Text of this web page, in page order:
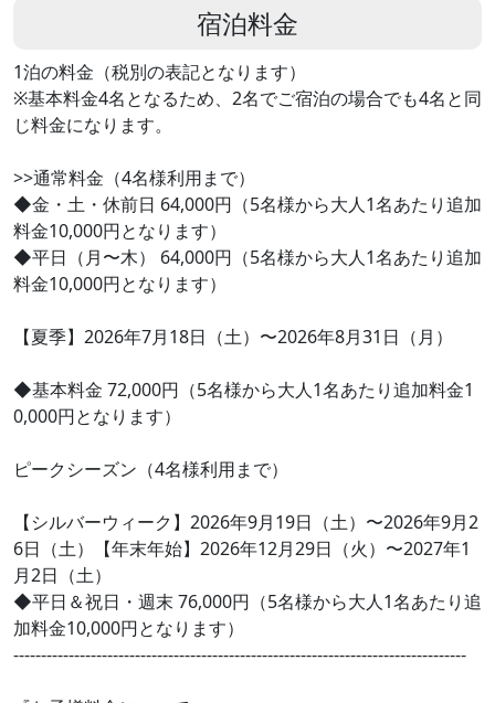
宿泊料金
1泊の料金（税別の表記となります）
※基本料金4名となるため、2名でご宿泊の場合でも4名と同
じ料金になります。
>>通常料金（4名様利用まで）
◆金・土・休前日 64,000円（5名様から大人1名あたり追加
料金10,000円となります）
◆平日（月〜木） 64,000円（5名様から大人1名あたり追加
料金10,000円となります）
【夏季】2026年7月18日（土）〜2026年8月31日（月）
◆基本料金 72,000円（5名様から大人1名あたり追加料金1
0,000円となります）
ピークシーズン（4名様利用まで）
【シルバーウィーク】2026年9月19日（土）〜2026年9月2
6日（土）【年末年始】2026年12月29日（火）〜2027年1
月2日（土）
◆平日＆祝日・週末 76,000円（5名様から大人1名あたり追
加料金10,000円となります）
----------------------------------------------------------------------------------